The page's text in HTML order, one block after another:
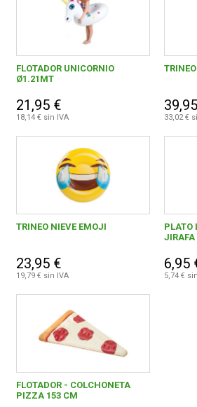
0,00 € - 9,99 € 1
20,00 € - 29,99 € 2
30,00 € y superior
FLOTADOR UNICORNIO
Ø1.21MT
21,95 €
18,14 € sin IVA 33,02 €
TRINEO NIEVE EMOJI
23,95 €
19,79 € sin IVA
PLATO
JIRAFA
6,95
5,74 €
FLOTADOR - COLCHONETA
PIZZA 153 CM
GUÍAS
ENVÍOS
FORMAS DE